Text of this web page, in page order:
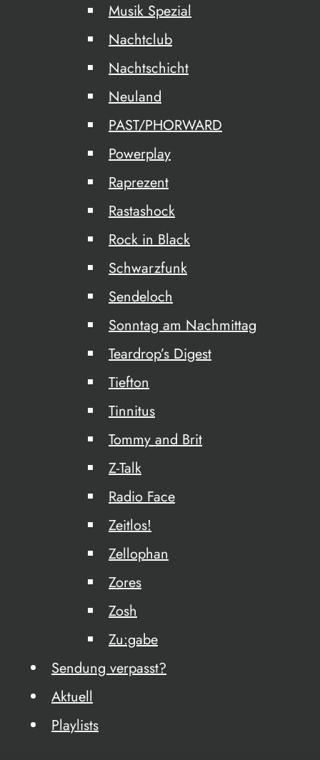
Musik Spezial
Nachtclub
Nachtschicht
Neuland
PAST/PHORWARD
Powerplay
Raprezent
Rastashock
Rock in Black
Schwarzfunk
Sendeloch
Sonntag am Nachmittag
Teardrop’s Digest
Tiefton
Tinnitus
Tommy and Brit
Z-Talk
Radio Face
Zeitlos!
Zellophan
Zores
Zosh
Zu:gabe
Sendung verpasst?
Aktuell
Playlists